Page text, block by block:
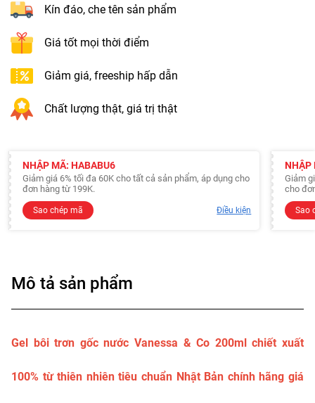
Kín đáo, che tên sản phẩm
Giá tốt mọi thời điểm
Giảm giá, freeship hấp dẫn
Chất lượng thật, giá trị thật
NHẬP MÃ: HABABU6
Giảm giá 6% tối đa 60K cho tất cả sản phẩm, áp dụng cho
đơn hàng từ 199K.
Sao chép mã Điều kiện
NHẬP
Giảm
cho
Sao
Mô tả sản phẩm
Gel bôi trơn gốc nước Vanessa & Co 200ml chiết xuất
100% từ thiên nhiên tiêu chuẩn Nhật Bản chính hãng giá